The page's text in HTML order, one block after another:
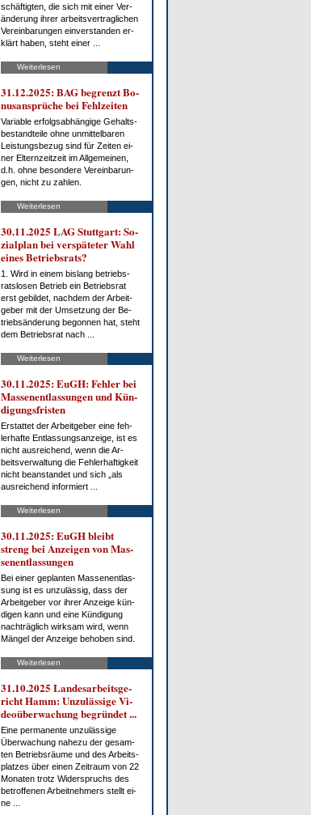
schäf­tig­ten, die sich mit ei­ner Ver­
än­de­rung ih­rer ar­beits­ver­trag­li­chen
Ver­ein­ba­run­gen ein­ver­stan­den er­
klärt ha­ben, steht ei­ner ...
Weiterlesen
31.12.2025: BAG be­grenzt Bo­
nus­an­sprü­che bei Fehl­zei­ten
Va­ria­ble er­folgs­ab­hän­gi­ge Ge­halts­
be­stand­tei­le oh­ne un­mit­tel­ba­ren
Leis­tungs­be­zug sind für Zei­ten ei­
ner El­tern­zeit­zeit im All­ge­mei­nen,
d.h. oh­ne be­son­de­re Ver­ein­ba­run­
gen, nicht zu zah­len.
Weiterlesen
30.11.2025 LAG Stutt­gart: So­
zi­al­plan bei ver­spä­te­ter Wahl
ei­nes Be­triebs­rats?
1. Wird in ei­nem bis­lang be­triebs­
rats­lo­sen Be­trieb ein Be­triebs­rat
erst ge­bil­det, nach­dem der Ar­beit­
ge­ber mit der Um­set­zung der Be­
trieb­s­än­de­rung be­gon­nen hat, steht
dem Be­triebs­rat nach ...
Weiterlesen
30.11.2025: EuGH: Feh­ler bei
Mas­sen­ent­las­sun­gen und Kün­
di­gungs­fris­ten
Er­stat­tet der Ar­beit­ge­ber ei­ne feh­
ler­haf­te Ent­las­sungs­an­zei­ge, ist es
nicht aus­rei­chend, wenn die Ar­
beits­ver­wal­tung die Feh­ler­haf­tig­keit
nicht be­an­stan­det und sich „als
aus­rei­chend in­for­miert ...
Weiterlesen
30.11.2025: EuGH bleibt
streng bei An­zei­gen von Mas­
sen­ent­las­sun­gen
Bei ei­ner ge­plan­ten Mas­sen­ent­las­
sung ist es un­zu­läs­sig, dass der
Ar­beit­ge­ber vor ih­rer An­zei­ge kün­
di­gen kann und ei­ne Kün­di­gung
nach­träg­lich wirk­sam wird, wenn
Män­gel der An­zei­ge be­ho­ben sind.
Weiterlesen
31.10.2025 Lan­des­ar­beits­ge­
richt Hamm: Un­zu­läs­si­ge Vi­
deo­über­wa­chung be­grün­det ...
Ei­ne per­ma­nen­te un­zu­läs­si­ge
Über­wa­chung na­he­zu der ge­sam­
ten Be­triebs­räu­me und des Ar­beits­
plat­zes über ei­nen Zeit­raum von 22
Mo­na­ten trotz Wi­der­spruchs des
be­trof­fe­nen Ar­beit­neh­mers stellt ei­
ne ...